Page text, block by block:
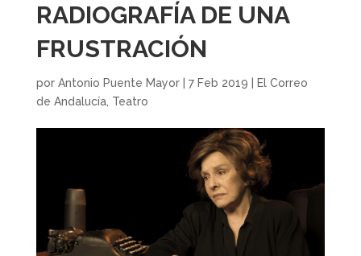
RADIOGRAFÍA DE UNA
FRUSTRACIÓN
por Antonio Puente Mayor| 7 Feb 2019
El Correo
de Andalucía, Teatro